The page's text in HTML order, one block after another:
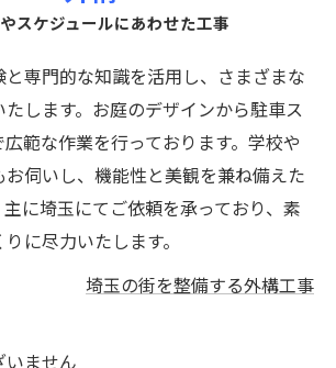
スケジュールにあわせた工事
専門的な知識を活用し、さまざまな
します。お庭のデザインから駐車ス
範な作業を行っております。学校や
伺いし、機能性と美観を兼ね備えた
に埼玉にてご依頼を承っており、素
に尽力いたします。
埼玉の街を整備する外構工事
いません